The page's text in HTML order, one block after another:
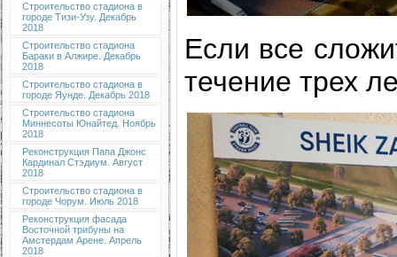
Строительство стадиона в
городе Тизи-Узу. Декабрь
2018
Строительство стадиона
Бараки в Алжире. Декабрь
2018
Строительство стадиона в
городе Яунде. Декабрь 2018
Строительство стадиона
Миннесоты Юнайтед. Ноябрь
2018
Реконструкция Папа Джонс
Кардинал Стэдиум. Август
2018
Строительство стадиона в
городе Чорум. Июль 2018
Реконструкция фасада
Восточной трибуны на
Амстердам Арене. Апрель
2018
Если все
течение трех